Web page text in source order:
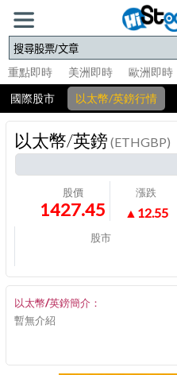
重點即時 美洲即時 歐洲即時
國際股市
以太幣/英鎊行情
以太幣/英鎊 (ETHGBP)
股價
1427.45
漲跌
▲12.55
股市
以太幣/英鎊簡介：
暫無介紹